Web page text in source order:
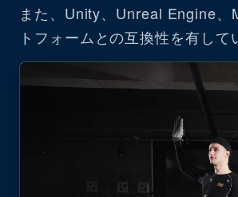
また、Unity、Unreal Engine
トフォームとの互換性を有して